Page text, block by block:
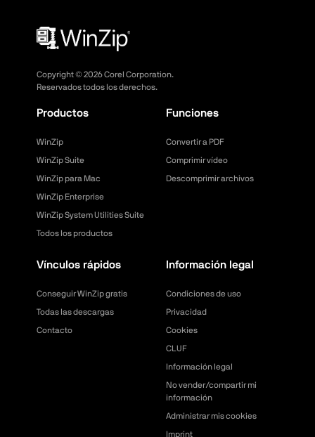
Copyright © 2026Corel Corporation.
Reservados todos los derechos.
Productos
WinZip
WinZip Suite
WinZip para Mac
WinZip Enterprise
WinZip System Utilities Suite
Todos los productos
Funciones
Convertir a PDF
Comprimir vídeo
Descomprimir archivos
Vínculos rápidos
Conseguir WinZip gratis
Todas las descargas
Contacto
Información legal
Condiciones de uso
Privacidad
Cookies
CLUF
Información legal
No vender/compartir mi
información
Administrar mis cookies
Imprint